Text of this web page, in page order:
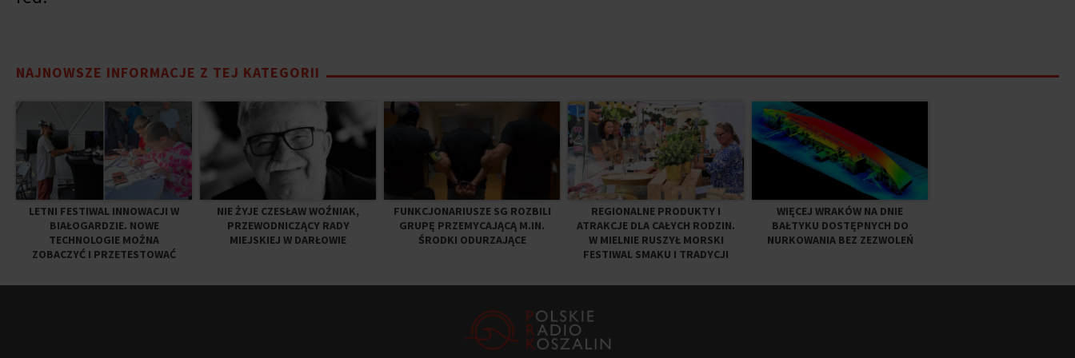
NAJNOWSZE INFORMACJE Z TEJ KATEGORII
LETNI FESTIWAL INNOWACJI W
BIAŁOGARDZIE. NOWE
TECHNOLOGIE MOŻNA
ZOBACZYĆ I PRZETESTOWAĆ
NIE ŻYJE CZESŁAW WOŹNIAK,
PRZEWODNICZĄCY RADY
MIEJSKIEJ W DARŁOWIE
FUNKCJONARIUSZE SG ROZBILI
GRUPĘ PRZEMYCAJĄCĄ M.IN.
ŚRODKI ODURZAJĄCE
REGIONALNE PRODUKTY I
ATRAKCJE DLA CAŁYCH RODZIN.
W MIELNIE RUSZYŁ MORSKI
FESTIWAL SMAKU I TRADYCJI
WIĘCEJ WRAKÓW NA DNIE
BAŁTYKU DOSTĘPNYCH DO
NURKOWANIA BEZ ZEZWOLEŃ